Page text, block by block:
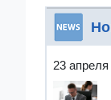
23 апреля